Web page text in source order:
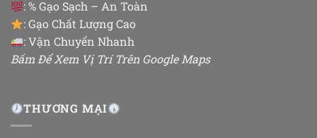
: % Gạo Sạch – An Toàn
: Gạo Chất Lượng Cao
: Vận Chuyển Nhanh
Bấm Để Xem Vị Trí Trên Google Maps
THƯƠNG MẠI